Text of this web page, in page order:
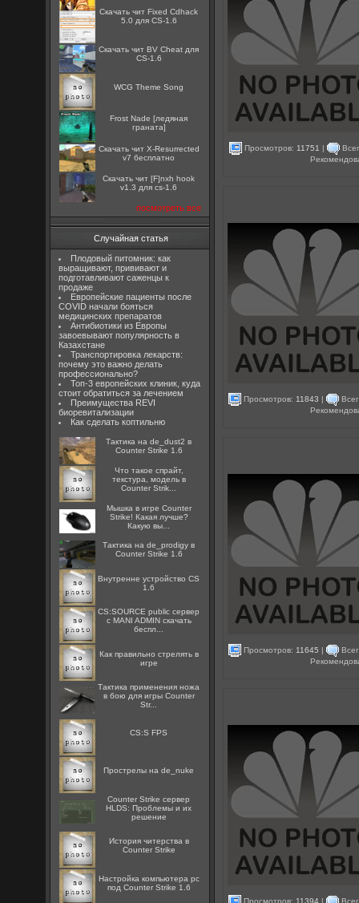
Скачать чит Fixed Cdhack
5.0 для CS-1.6
Скачать чит BV Cheat для
CS-1.6
WCG Theme Song
Frost Nade [ледяная
граната]
Скачать чит X-Resurrected
v7 бесплатно
Скачать чит [F]nxh hook
v1.3 для cs-1.6
посмотреть все
Случайная статья
Плодовый питомник: как
выращивают, прививают и
подготавливают саженцы к
продаже
Европейские пациенты после
COVID начали бояться
медицинских препаратов
Антибиотики из Европы
завоевывают популярность в
Казахстане
Транспортировка лекарств:
почему это важно делать
профессионально?
Топ-3 европейских клиник, куда
стоит обратиться за лечением
Преимущества REVI
биоревитализации
Как сделать коптильню
Тактика на de_dust2 в
Counter Strike 1.6
Что такое спрайт,
текстура, модель в
Counter Strik...
Мышка в игре Counter
Strike! Какая лучше?
Какую вы...
Тактика на de_prodigy в
Counter Strike 1.6
Внутренне устройство CS
1.6
CS:SOURCE public сервер
с MANI ADMIN скачать
беспл...
Как правильно стрелять в
игре
Тактика применения ножа
в бою для игры Counter
Str...
CS:S FPS
Прострелы на de_nuke
Counter Strike сервер
HLDS: Проблемы и их
решение
История читерства в
Counter Strike
Настройка компьютера pc
под Counter Strike 1.6
Просмотров: 11751 |
Просмотров: 11843 |
Просмотров: 11645 |
Просмотров: 11394 |